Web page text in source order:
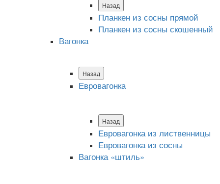
Назад
Планкен из сосны прямой
Планкен из сосны скошенный
Вагонка
Назад
Евровагонка
Назад
Евровагонка из лиственницы
Евровагонка из сосны
Вагонка «штиль»